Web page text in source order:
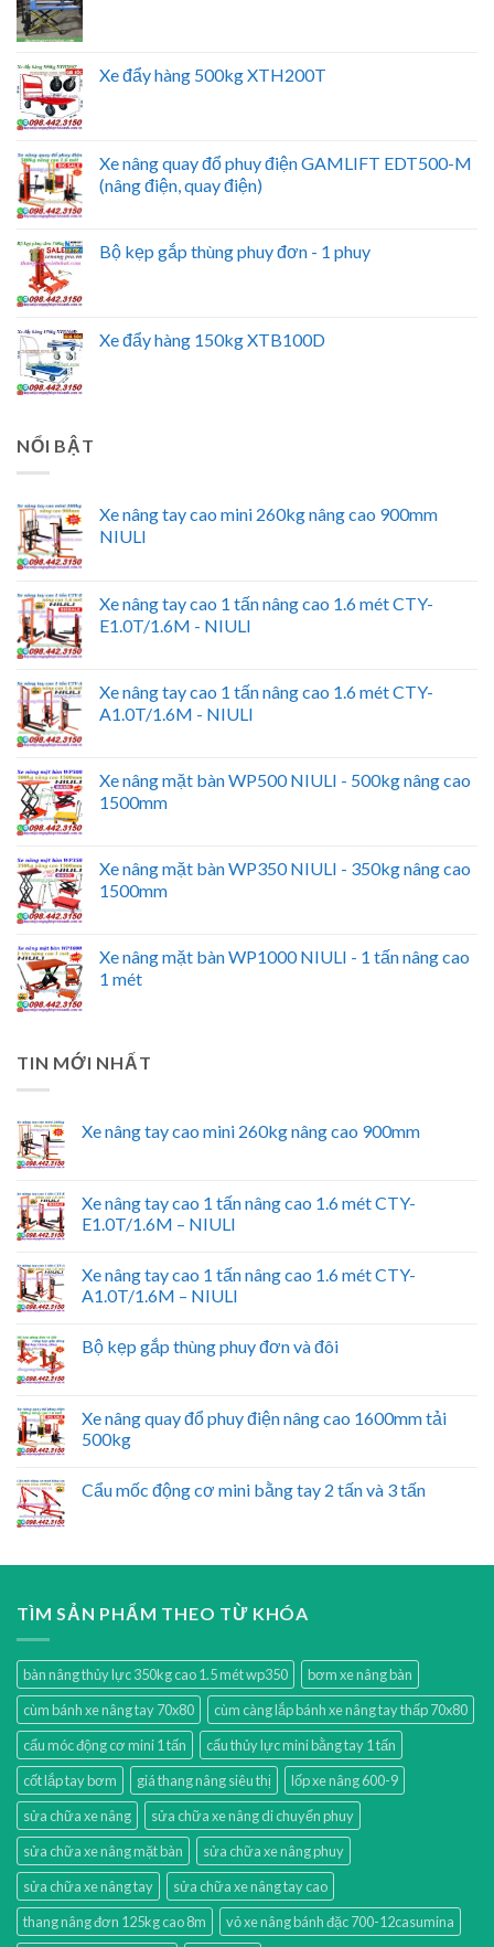
Xe đẩy hàng 500kg XTH200T
Xe nâng quay đổ phuy điện GAMLIFT EDT500-M
(nâng điện, quay điện)
Bộ kẹp gắp thùng phuy đơn - 1 phuy
Xe đẩy hàng 150kg XTB100D
NỔI BẬT
Xe nâng tay cao mini 260kg nâng cao 900mm
NIULI
Xe nâng tay cao 1 tấn nâng cao 1.6 mét CTY-
E1.0T/1.6M - NIULI
Xe nâng tay cao 1 tấn nâng cao 1.6 mét CTY-
A1.0T/1.6M - NIULI
Xe nâng mặt bàn WP500 NIULI - 500kg nâng cao
1500mm
Xe nâng mặt bàn WP350 NIULI - 350kg nâng cao
1500mm
Xe nâng mặt bàn WP1000 NIULI - 1 tấn nâng cao
1 mét
TIN MỚI NHẤT
Xe nâng tay cao mini 260kg nâng cao 900mm
Xe nâng tay cao 1 tấn nâng cao 1.6 mét CTY-
E1.0T/1.6M – NIULI
Xe nâng tay cao 1 tấn nâng cao 1.6 mét CTY-
A1.0T/1.6M – NIULI
Bộ kẹp gắp thùng phuy đơn và đôi
Xe nâng quay đổ phuy điện nâng cao 1600mm tải
500kg
Cẩu mốc động cơ mini bằng tay 2 tấn và 3 tấn
TÌM SẢN PHẨM THEO TỪ KHÓA
bàn nâng thủy lực 350kg cao 1.5 mét wp350
bơm xe nâng bàn
cùm bánh xe nâng tay 70x80
cùm càng lắp bánh xe nâng tay thấp 70x80
cẩu móc động cơ mini 1 tấn
cẩu thủy lực mini bằng tay 1 tấn
cốt lắp tay bơm
giá thang nâng siêu thị
lốp xe nâng 600-9
sửa chữa xe nâng
sửa chữa xe nâng di chuyển phuy
sửa chữa xe nâng mặt bàn
sửa chữa xe nâng phuy
sửa chữa xe nâng tay
sửa chữa xe nâng tay cao
thang nâng đơn 125kg cao 8m
vỏ xe nâng bánh đặc 700-12casumina